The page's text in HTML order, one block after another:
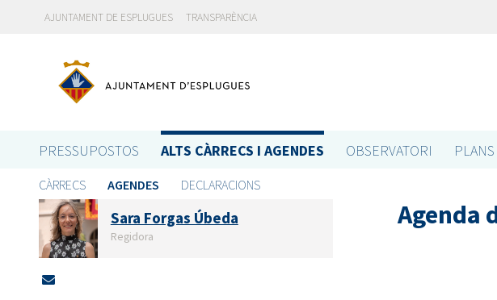
AJUNTAMENT DE ESPLUGUES TRANSPARÈNCIA
PRESSUPOSTOS ALTS CÀRRECS I AGENDES OBSERVATORI PLANS
CÀRRECS AGENDES DECLARACIONS
Sara Forgas Úbeda
Regidora
Agenda